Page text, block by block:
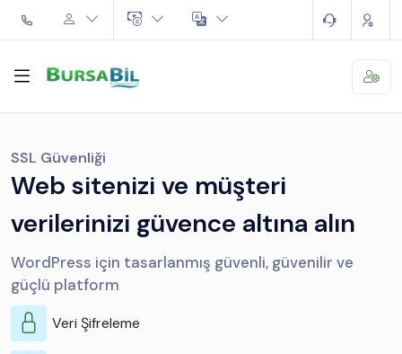
SSL Güvenliği
Web sitenizi ve müşteri
verilerinizi güvence altına alın
WordPress için tasarlanmış güvenli, güvenilir ve
güçlü platform
Veri Şifreleme